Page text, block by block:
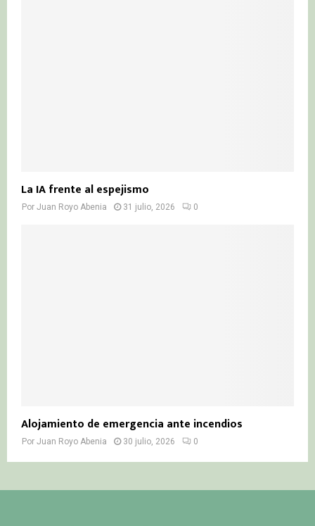
La IA frente al espejismo
Por Juan Royo Abenia 31 julio, 2026 0
Alojamiento de emergencia ante incendios
Por Juan Royo Abenia 30 julio, 2026 0